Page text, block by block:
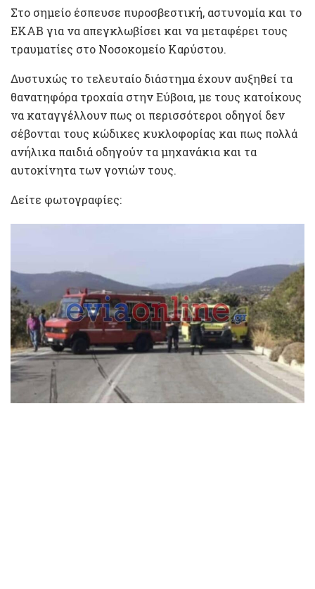
Στο σημείο έσπευσε πυροσβεστική, αστυνομία και το
ΕΚΑΒ για να απεγκλωβίσει και να μεταφέρει τους
τραυματίες στο Νοσοκομείο Καρύστου.
Δυστυχώς το τελευταίο διάστημα έχουν αυξηθεί τα
θανατηφόρα τροχαία στην Εύβοια, με τους κατοίκους
να καταγγέλλουν πως οι περισσότεροι οδηγοί δεν
σέβονται τους κώδικες κυκλοφορίας και πως πολλά
ανήλικα παιδιά οδηγούν τα μηχανάκια και τα
αυτοκίνητα των γονιών τους.
Δείτε φωτογραφίες: